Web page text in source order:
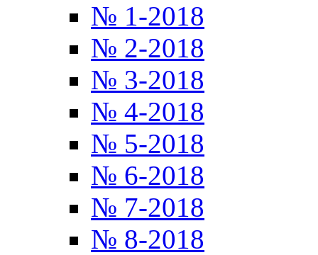
№ 1-2018
№ 2-2018
№ 3-2018
№ 4-2018
№ 5-2018
№ 6-2018
№ 7-2018
№ 8-2018